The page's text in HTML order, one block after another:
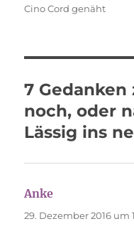
am
Cino Cord genäht
7 Gedanken
noch, oder
Lässig ins
Anke
29. Dezember 2016 um